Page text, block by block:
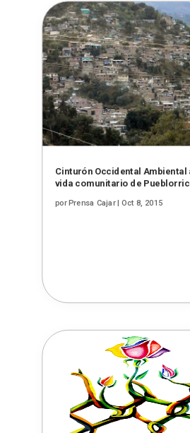
Cinturón Occidental Ambiental
vida comunitario de
porPrensa Cajar| Oct 8, 2015